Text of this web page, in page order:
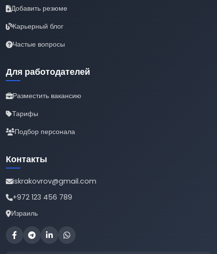
Добавить резюме
Карьерный блог
Частые вопросы
Для работодателей
Разместить вакансию
Тарифы
Подбор персонала
Контакты
iskrakovrov@gmail.com
+972 123 456 789
Израиль